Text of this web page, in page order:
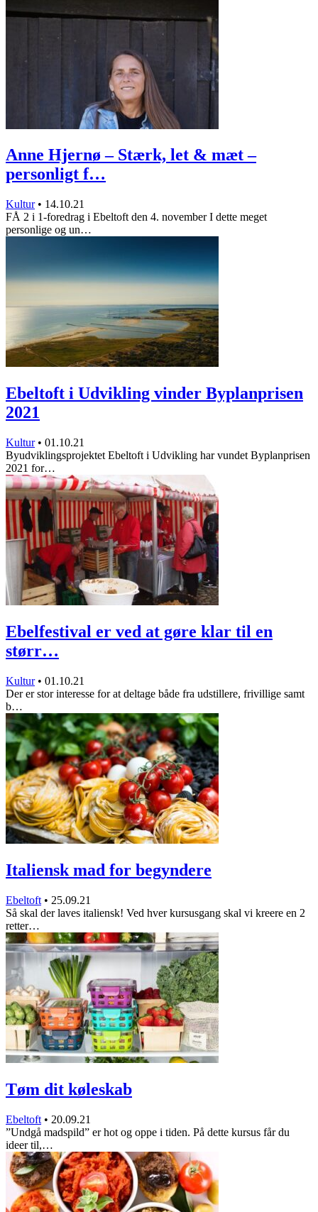
Anne Hjernø – Stærk, let & mæt –
personligt f…
Kultur • 14.10.21
FÅ 2 i 1-foredrag i Ebeltoft den 4. november I dette meget
personlige og un…
Ebeltoft i Udvikling vinder Byplanprisen
2021
Kultur • 01.10.21
Byudviklingsprojektet Ebeltoft i Udvikling har vundet Byplanprisen
2021 for…
Ebelfestival er ved at gøre klar til en
størr…
Kultur • 01.10.21
Der er stor interesse for at deltage både fra udstillere, frivillige samt
b…
Italiensk mad for begyndere
Ebeltoft • 25.09.21
Så skal der laves italiensk! Ved hver kursusgang skal vi kreere en 2
retter…
Tøm dit køleskab
Ebeltoft • 20.09.21
”Undgå madspild” er hot og oppe i tiden. På dette kursus får du
ideer til,…